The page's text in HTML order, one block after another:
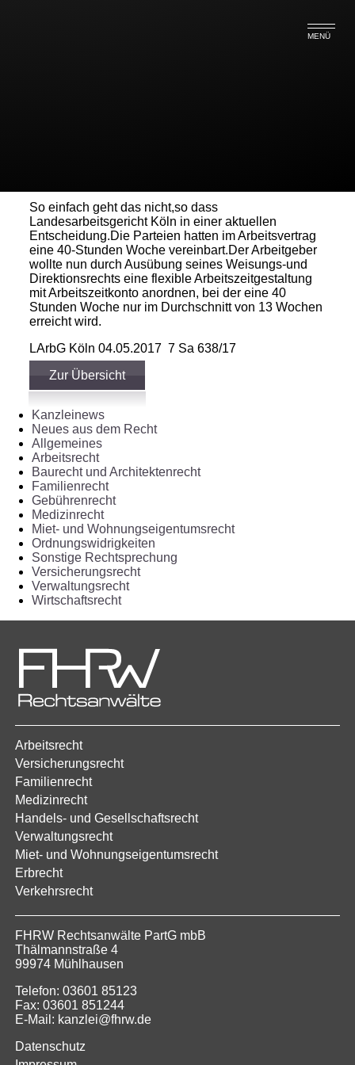
MENÜ
So einfach geht das nicht,so dass
Landesarbeitsgericht Köln in einer aktuellen
Entscheidung.Die Parteien hatten im Arbeitsvertrag
eine 40-Stunden Woche vereinbart.Der Arbeitgeber
wollte nun durch Ausübung seines Weisungs-und
Direktionsrechts eine flexible Arbeitszeitgestaltung
mit Arbeitszeitkonto anordnen, bei der eine 40
Stunden Woche nur im Durchschnitt von 13 Wochen
erreicht wird.
LArbG Köln 04.05.2017 7 Sa 638/17
Zur Übersicht
Kanzleinews
Neues aus dem Recht
Allgemeines
Arbeitsrecht
Baurecht und Architektenrecht
Familienrecht
Gebührenrecht
Medizinrecht
Miet- und Wohnungseigentumsrecht
Ordnungswidrigkeiten
Sonstige Rechtsprechung
Versicherungsrecht
Verwaltungsrecht
Wirtschaftsrecht
Arbeitsrecht
Versicherungsrecht
Familienrecht
Medizinrecht
Handels- und Gesellschaftsrecht
Verwaltungsrecht
Miet- und Wohnungseigentumsrecht
Erbrecht
Verkehrsrecht
FHRW Rechtsanwälte PartG mbB
Thälmannstraße 4
99974 Mühlhausen
Telefon: 03601 85123
Fax: 03601 851244
E-Mail: kanzlei@fhrw.de
Datenschutz